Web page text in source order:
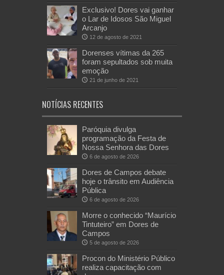
Exclusivo! Dores vai ganhar
o Lar de Idosos São Miguel
Arcanjo
12 de agosto de 2021
Dorenses vítimas da 265
foram sepultados sob muita
emoção
21 de junho de 2021
NOTÍCIAS RECENTES
Paróquia divulga
programação da Festa de
Nossa Senhora das Dores
6 de agosto de 2026
Dores de Campos debate
hoje o trânsito em Audiência
Pública
6 de agosto de 2026
Morre o conhecido “Maurício
Tintuteiro” em Dores de
Campos
5 de agosto de 2026
Procon do Ministério Público
realiza capacitação com